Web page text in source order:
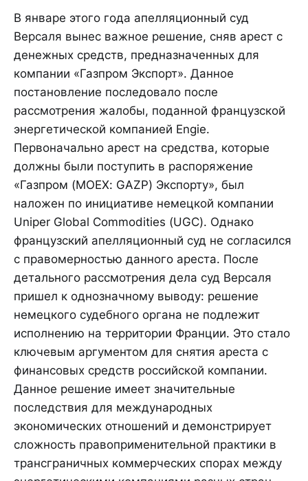
В январе этого года апелляционный суд
Версаля вынес важное решение, сняв арест с
денежных средств, предназначенных для
компании «Газпром Экспорт». Данное
постановление последовало после
рассмотрения жалобы, поданной французской
энергетической компанией Engie.
Первоначально арест на средства, которые
должны были поступить в распоряжение
«Газпром (MOEX: GAZP) Экспорту», был
наложен по инициативе немецкой компании
Uniper Global Commodities (UGC). Однако
французский апелляционный суд не согласился
с правомерностью данного ареста. После
детального рассмотрения дела суд Версаля
пришел к однозначному выводу: решение
немецкого судебного органа не подлежит
исполнению на территории Франции. Это стало
ключевым аргументом для снятия ареста с
финансовых средств российской компании.
Данное решение имеет значительные
последствия для международных
экономических отношений и демонстрирует
сложность правоприменительной практики в
трансграничных коммерческих спорах между